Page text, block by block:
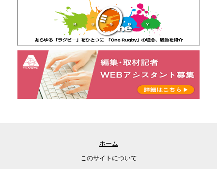
ホーム
このサイトについて